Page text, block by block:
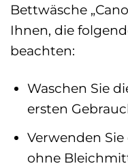
Bettwäsche
Ihnen, die
beachten:
Waschen Sie
ersten
Verwenden
ohne